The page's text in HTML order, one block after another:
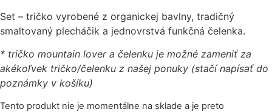
Set – tričko vyrobené z organickej bavlny, tradičný
smaltovaný plecháčik a jednovrstvá funkčná čelenka.
* tričko mountain lover a čelenku je možné zameniť za
akékoľvek tričko/čelenku z našej ponuky (stačí napísať do
poznámky v košíku)
Tento produkt nie je momentálne na sklade a je preto